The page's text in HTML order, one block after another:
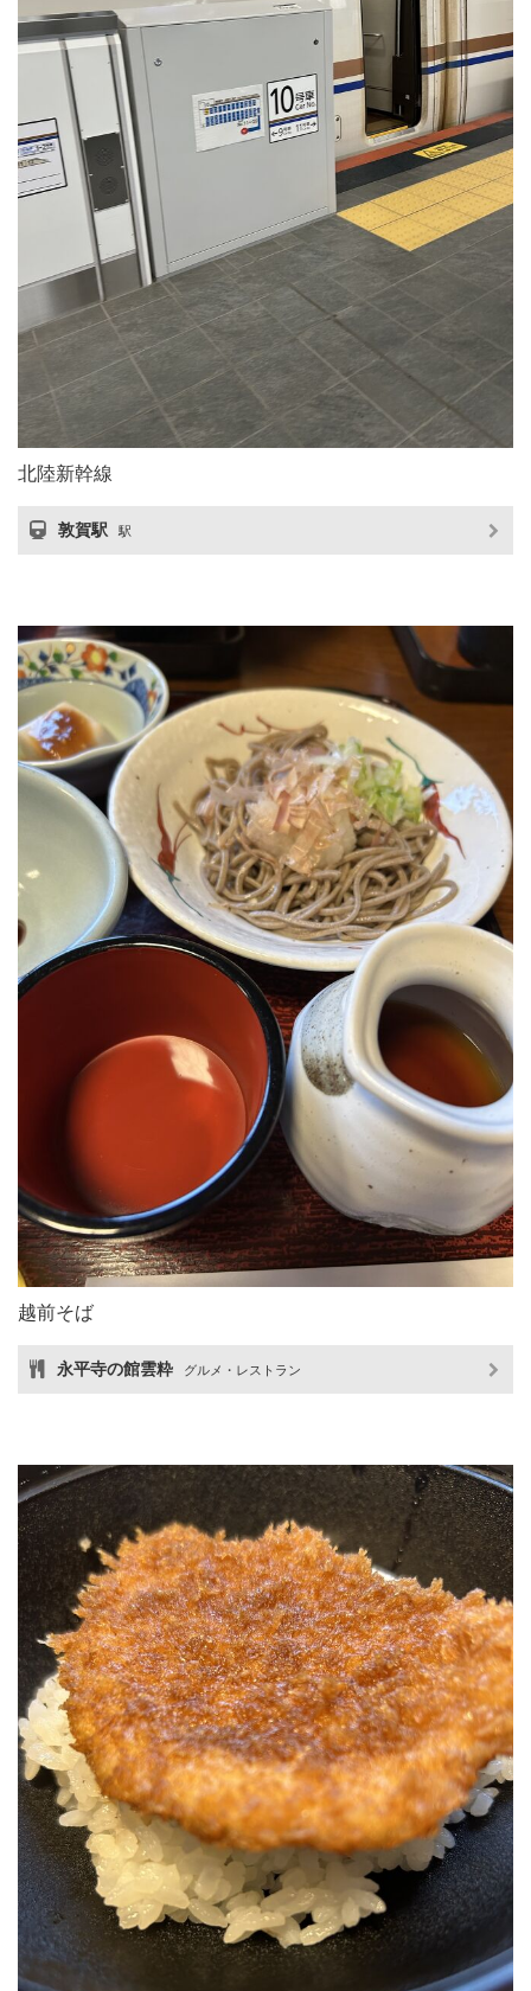
北陸新幹線
敦賀駅 駅
越前そば
永平寺の館雲粋 グルメ・レストラン